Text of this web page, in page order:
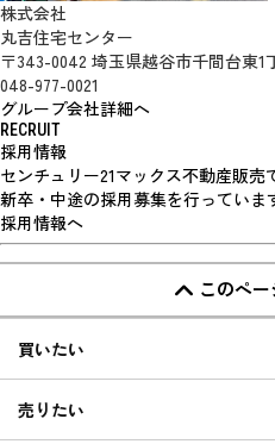
株式会社
丸吉住宅センター
〒343-0042 埼玉県越谷市千間台東1
048-977-0021
グループ会社詳細へ
RECRUIT
採用情報
センチュリー21マックス不動産販売
新卒・中途の採用募集を行っていま
採用情報へ
このペ
買いたい
売りたい